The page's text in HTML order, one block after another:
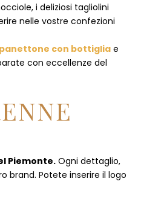
i deliziosi tagliolini
nelle vostre confezioni
panettone con bottiglia e
con eccellenze del
Piemonte. Ogni dettaglio,
brand. Potete inserire il logo